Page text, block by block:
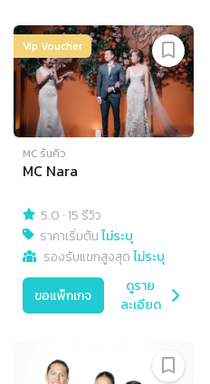
Vip Voucher
MC รันคิว
MC Nara
5.0 ·15 รีวิว
ราคาเริ่มต้นไม่ระบุ
รองรับแขกสูงสุดไม่ระบุ
ขอแพ็กเกจ
ดูราย
ละเอียด